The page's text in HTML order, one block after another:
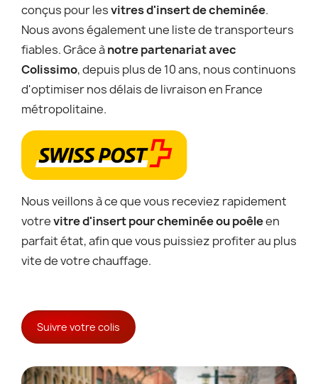
conçus pour lesvitres d'insert de cheminée.
Nous avons également une liste de transporteurs
fiables. Grâce ànotre partenariat avec
Colissimo, depuis plus de 10 ans, nous continuons
d'optimiser nos délais de livraison en France
métropolitaine.
Nous veillons à ce que vous receviez rapidement
votrevitre d'insert pour cheminée ou poêleen
parfait état, afin que vous puissiez profiter au plus
vite de votre chauffage.
Suivre votre colis